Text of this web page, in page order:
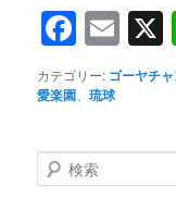
カテゴリー: ゴーヤチ
愛楽園 、琉球
検
索